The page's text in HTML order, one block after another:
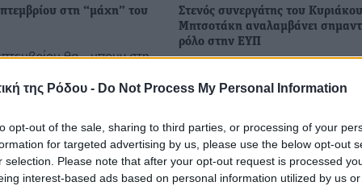
της Ρόδου - Do Not Process My Personal Information
opt-out of the sale, sharing to third parties, or processing of your
for targeted advertising by us, please use the below opt-out
selection. Please note that after your opt-out request is processed
interest-based ads based on personal information utilized by us
στη “μάχη” του
θα… μπουν στη
ο Γ.Σ. Διαγόρας, όπως και
έκανε γνωστό το ...
Στενός συνεργάτης του Κυριάκου
Μητσοτάκη αναλαμβάνει
ρόλο στην ΕΥΠ
Πρωθυπουργού πιθανόν να
της τελευταίας στιγμής- στην
της Εθνικής Υπηρεσίας
η σύνθεση ...